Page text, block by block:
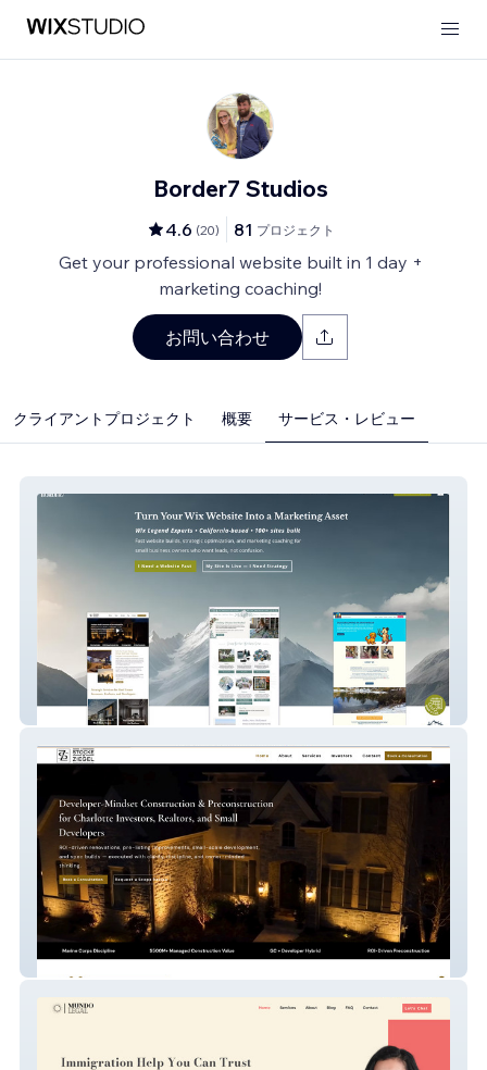
Border7 Studios
4.6 (20) 81 プロジェクト
Get your professional website built in 1 day +
marketing coaching!
お問い合わせ
クライアントプロジェクト 概要 サービス・レビュー
Border7 Studios
Stocke and Ziegel